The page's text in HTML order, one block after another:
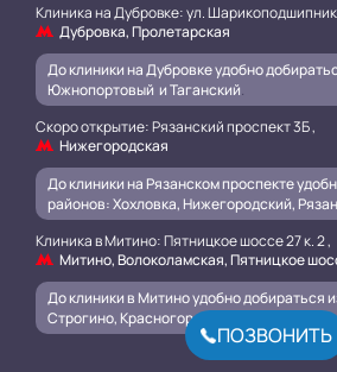
Клиника на Дубровке: ул.
Дубровка, Пролетарская
До клиники на Дубровке удобно
Южнопортовый и Таганский.
Скоро открытие: Рязанский проспект 3Б ,
Нижегородская
До клиники на Рязанском проспекте
районов: Хохловка, Нижегородский,
Клиника в Митино: Пятницкое шоссе 27 к. 2 ,
Митино, Волоколамская, Пятницкое
До клиники в Митино удобно добираться
Строгино, Красногорск.
ПОЗВОНИТЬ